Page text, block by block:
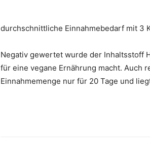
durchschnittliche Einnahmebedarf mit 3
Negativ gewertet wurde der Inhaltsstoff
für eine vegane Ernährung macht. Auch
Einnahmemenge nur für 20 Tage und